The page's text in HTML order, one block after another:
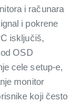
i računara
i pokrene
isključiš,
OSD
cele setup-e,
monitor
koji često